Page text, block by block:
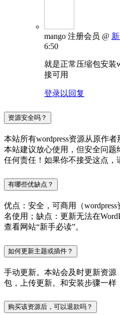
mango 注册会员 @
6:50
就是正常压缩包安装
接可用
登录以回复
资源安全吗？
本站所有wordpress资源从原作
本站建议放心使用，但安全问题
任何责任！如果你不接受这点，
有哪些优缺点？
优点：安全，可商用（
名使用；缺点：更新无法在
查看网站“新手必读”。
如何更新主题或插件？
手动更新。本站会及时更新资
包，上传更新。和安装步骤一样
购买该资源后，可以退款吗？